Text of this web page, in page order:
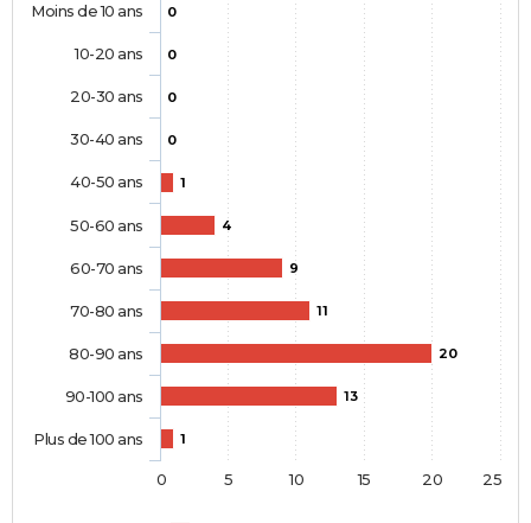
0
0
0
0
1
4
9
11
20
13
1
Moins de 10 ans
10-20 ans
20-30 ans
30-40 ans
40-50 ans
50-60 ans
60-70 ans
70-80 ans
80-90 ans
90-100 ans
Plus de 100 ans
0 5 10 15 20 25